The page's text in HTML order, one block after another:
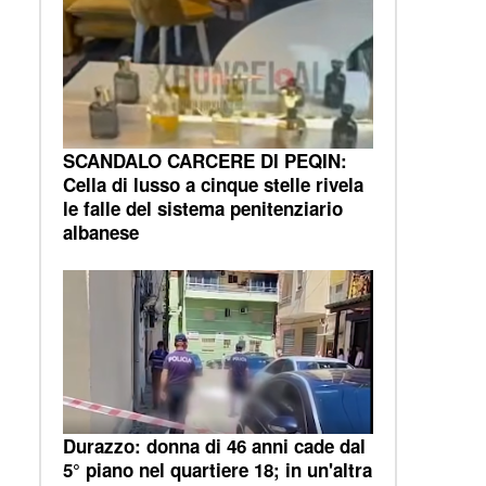
SCANDALO CARCERE DI PEQIN:
Cella di lusso a cinque stelle rivela
le falle del sistema penitenziario
albanese
Durazzo: donna di 46 anni cade dal
5° piano nel quartiere 18; in un'altra